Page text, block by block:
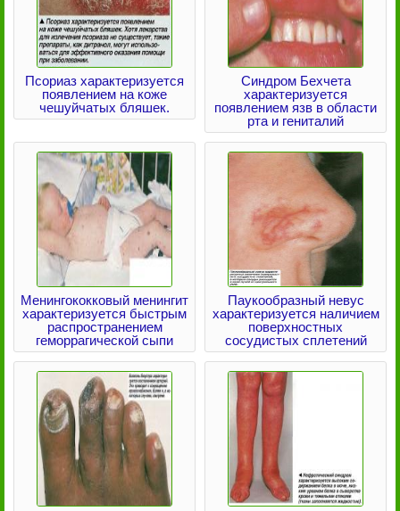
Псориаз характеризуется
появлением на коже
чешуйчатых бляшек.
Синдром Бехчета
характеризуется
появлением язв в области
рта и гениталий
Менингококковый менингит
характеризуется быстрым
распространением
геморрагической сыпи
Паукообразный невус
характеризуется наличием
поверхностных
сосудистых сплетений